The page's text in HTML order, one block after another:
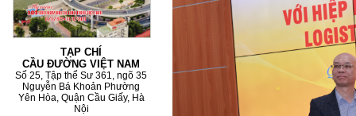
TẠP CHÍ
CẦU ĐƯỜNG VIỆT NAM
Số 25, Tập thể Sư 361, ngõ 35
Nguyễn Bá Khoản Phường
Yên Hòa, Quận Cầu Giấy, Hà
Nội